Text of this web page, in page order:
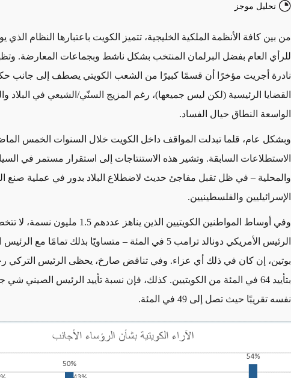
تحليل موجز
من بين كافة الأنظمة الملكية الخليجية، تتميز الكويت باعتبارها النظام الذي
للرأي العام بفضل البرلمان المنتخب بشكل ناشط وبجماعات المعارضة.
نادرة أجريت مؤخرًا أن قسمًا كبيرًا من الشعب الكويتي يصطف إلى جانب
القضايا الرئيسية (لكن ليس جميعها)، رغم المزيج السنّي/الشيعي في البلاد
الواسعة النطاق حيال الفساد.
وبشكل عام، قلما تبدلت المواقف داخل الكويت خلال السنوات الخمس
الاستطلاعات السابقة. وتشير هذه الاستنتاجات إلى استقرار مستمر في
والمحلية – في ظل تقبل مفاجئ حديث لاضطلاع البلاد بدور في عملية صنع
الإسرائيليين والفلسطينيين.
وفي أوساط المواطنين الكويتيين الذين يناهز عددهم
الرئيس الأمريكي دونالد ترامب 5 في المئة – متساويًا بذلك تمامًا
بوتين، إن كان في ذلك أي عزاء. وفي تناقض صارخ، يحظى الرئيس
بتأييد 64 في المئة من الكويتيين. كذلك، فإن نسبة تأييد الرئيس الصيني شي
نفسه تقريبًا حيث تصل إلى 49 في المئة.